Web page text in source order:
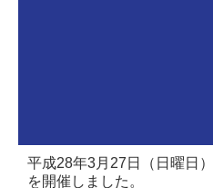
平成28年3月27日（日曜日
を開催しました。